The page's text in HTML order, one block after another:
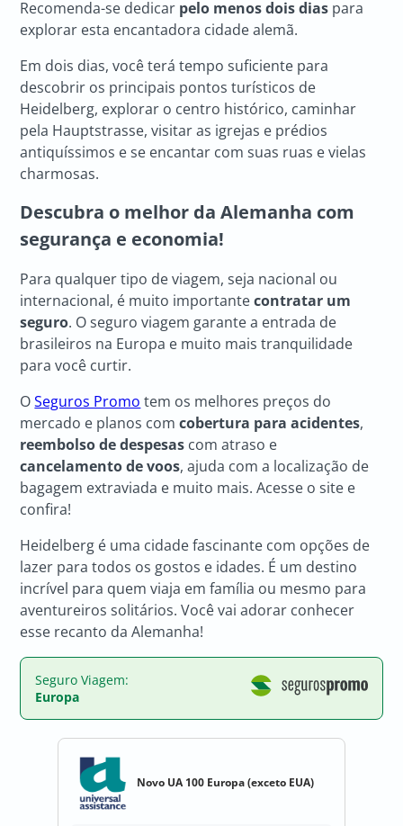
Recomenda-se dedicar pelo menos dois dias para
explorar esta encantadora cidade alemã.
Em dois dias, você terá tempo suficiente para
descobrir os principais pontos turísticos de
Heidelberg, explorar o centro histórico, caminhar
pela Hauptstrasse, visitar as igrejas e prédios
antiquíssimos e se encantar com suas ruas e vielas
charmosas.
Descubra o melhor da Alemanha com
segurança e economia!
Para qualquer tipo de viagem, seja nacional ou
internacional, é muito importantecontratar um
seguro. O seguro viagem garante a entrada de
brasileiros na Europa e muito mais tranquilidade
para você curtir.
OSeguros Promo tem os melhores preços do
mercado e planos comcobertura para acidentes,
reembolso de despesas com atraso e
cancelamento de voos, ajuda com a localização de
bagagem extraviada e muito mais. Acesse o site e
confira!
Heidelberg é uma cidade fascinante com opções de
lazer para todos os gostos e idades. É um destino
incrível para quem viaja em família ou mesmo para
aventureiros solitários. Você vai adorar conhecer
esse recanto da Alemanha!
Seguro Viagem:
Europa
Novo UA 100 Europa (exceto EUA)